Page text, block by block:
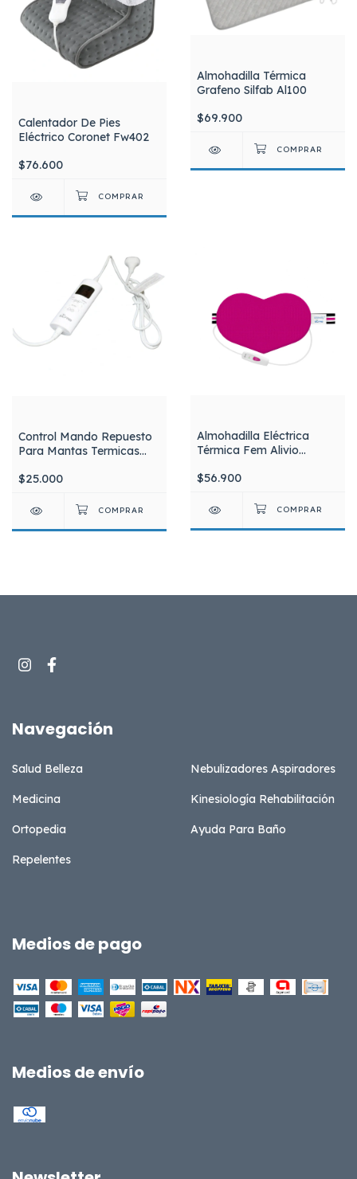
Calentador De Pies
Eléctrico Coronet Fw402
$76.600
Almohadilla Térmica
Grafeno Silfab Al100
$69.900
Control Mando Repuesto
Para Mantas Termicas
$25.000
Almohadilla Eléctrica
Térmica Fem Alivio
$56.900
Navegación
Salud Belleza Nebulizadores Aspiradores
Medicina Kinesiología Rehabilitación
Ortopedia Ayuda Para Baño
Repelentes
Medios de pago
Medios de envío